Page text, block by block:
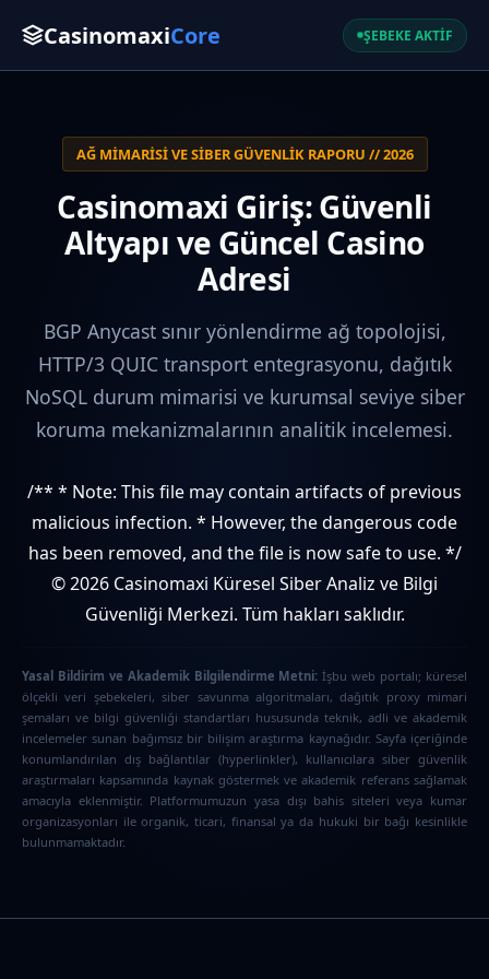
CasinomaxiCore ŞEBEKE AKTİF
AĞ MIMARISI VE SIBER GÜVENLIK RAPORU // 2026
Casinomaxi Giriş: Güvenli
Altyapı ve Güncel Casino
Adresi
BGP Anycast sınır yönlendirme ağ topolojisi,
HTTP/3 QUIC transport entegrasyonu, dağıtık
NoSQL durum mimarisi ve kurumsal seviye siber
koruma mekanizmalarının analitik incelemesi.
/** * Note: This file may contain artifacts of previous
malicious infection. * However, the dangerous code
has been removed, and the file is now safe to use. */
© 2026 Casinomaxi Küresel Siber Analiz ve Bilgi
Güvenliği Merkezi. Tüm hakları saklıdır.
Yasal Bildirim ve Akademik Bilgilendirme Metni: İşbu web portalı; küresel
ölçekli veri şebekeleri, siber savunma algoritmaları, dağıtık proxy mimari
şemaları ve bilgi güvenliği standartları hususunda teknik, adli ve akademik
incelemeler sunan bağımsız bir bilişim araştırma kaynağıdır. Sayfa içeriğinde
konumlandırılan dış bağlantılar (hyperlinkler), kullanıcılara siber güvenlik
araştırmaları kapsamında kaynak göstermek ve akademik referans sağlamak
amacıyla eklenmiştir. Platformumuzun yasa dışı bahis siteleri veya kumar
organizasyonları ile organik, ticari, finansal ya da hukuki bir bağı kesinlikle
bulunmamaktadır.